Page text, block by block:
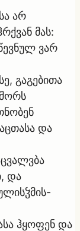
არ
მას:
ვარ
გაგებითა
და
და
ჰყოფენ და